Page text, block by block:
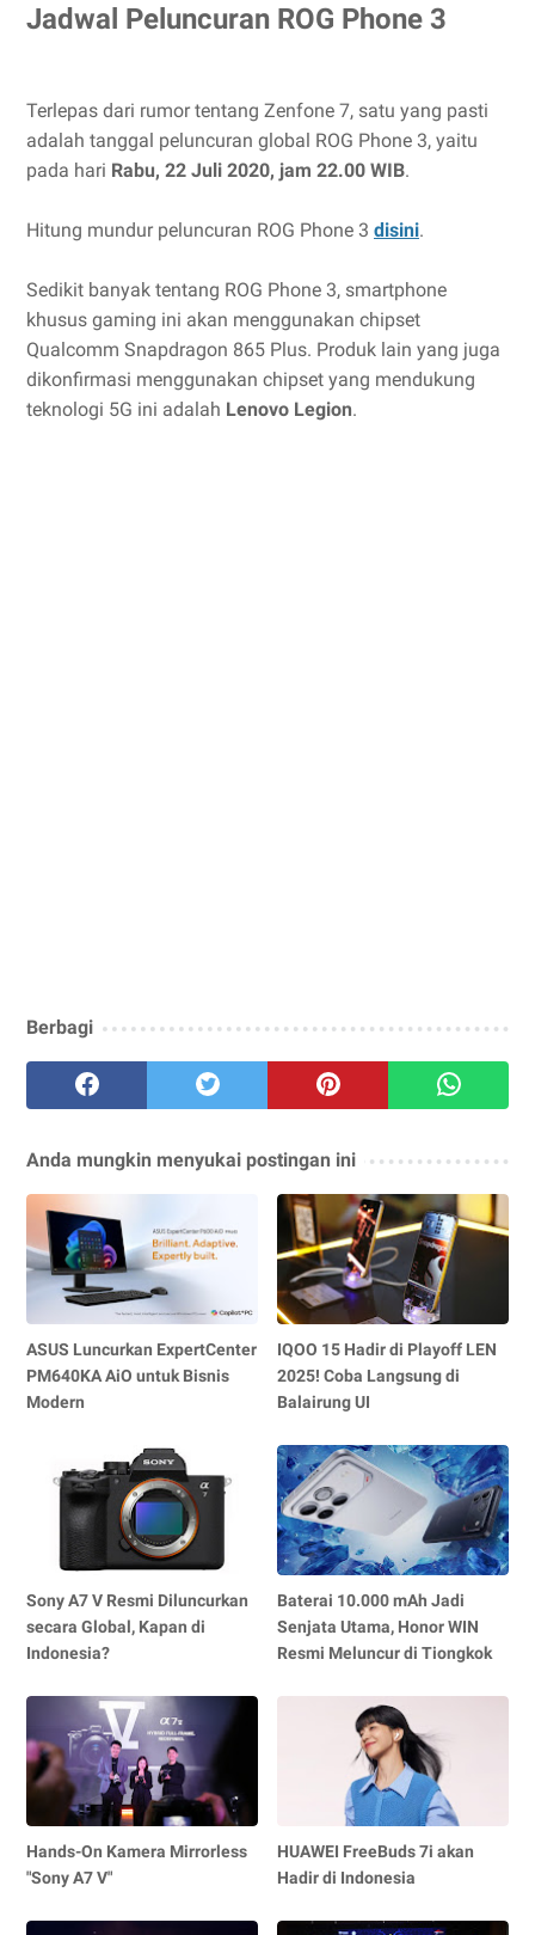
Jadwal Peluncuran ROG Phone 3
Terlepas dari rumor tentang Zenfone 7, satu yang pasti
adalah tanggal peluncuran global ROG Phone 3, yaitu
pada hari Rabu, 22 Juli 2020, jam 22.00 WIB.
Hitung mundur peluncuran ROG Phone 3 disini.
Sedikit banyak tentang ROG Phone 3, smartphone
khusus gaming ini akan menggunakan chipset
Qualcomm Snapdragon 865 Plus. Produk lain yang juga
dikonfirmasi menggunakan chipset yang mendukung
teknologi 5G ini adalah Lenovo Legion.
Berbagi
Anda mungkin menyukai postingan ini
ASUS Luncurkan ExpertCenter
PM640KA AiO untuk Bisnis
Modern
IQOO 15 Hadir di Playoff LEN
2025! Coba Langsung di
Balairung UI
Sony A7 V Resmi Diluncurkan
secara Global, Kapan di
Indonesia?
Baterai 10.000 mAh Jadi
Senjata Utama, Honor WIN
Resmi Meluncur di Tiongkok
Hands-On Kamera Mirrorless
"Sony A7 V"
HUAWEI FreeBuds 7i akan
Hadir di Indonesia